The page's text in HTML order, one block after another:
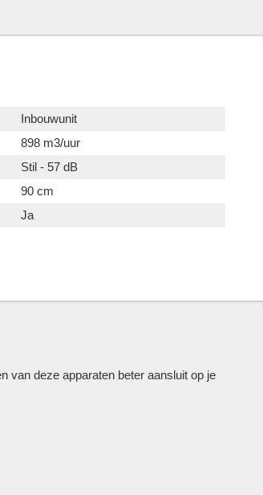
Inbouwunit
898 m3/uur
Stil - 57 dB
90 cm
Ja
van deze apparaten beter aansluit op je